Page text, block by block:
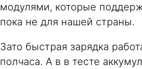
модулями, которые
пока не для нашей страны.
Зато быстрая зарядка
полчаса. А в в тесте